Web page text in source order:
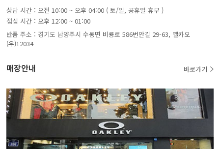
상담 시간 : 오전 10:00 ~ 오후 04:00 ( 토/일, 공휴일 휴무 )
점심 시간 : 오후 12:00 ~ 01:00
반품 주소 : 경기도 남양주시 수동면 비룡로 586번안길 29-63, 옐카오
(우)12034
매장안내 바로가기